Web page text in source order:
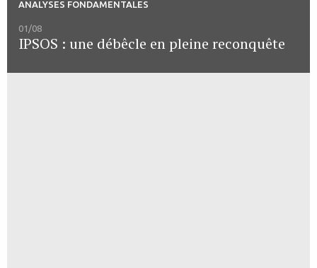
ANALYSES FONDAMENTALES
01/08
IPSOS : une débêcle en pleine reconquête